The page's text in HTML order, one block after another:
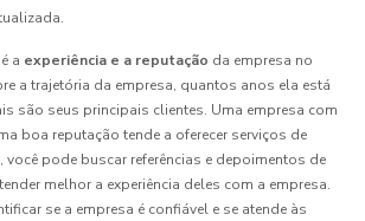
a experiência e a reputação da empresa no
a trajetória da empresa, quantos anos ela está
são seus principais clientes. Uma empresa com
boa reputação tende a oferecer serviços de
pode buscar referências e depoimentos de
melhor a experiência deles com a empresa.
se a empresa é confiável e se atende às